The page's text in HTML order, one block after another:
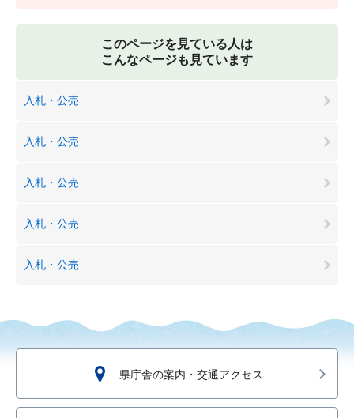
このページを見ている人は
こんなページも見ています
入札・公売
入札・公売
入札・公売
入札・公売
入札・公売
県庁舎の案内・交通アクセス